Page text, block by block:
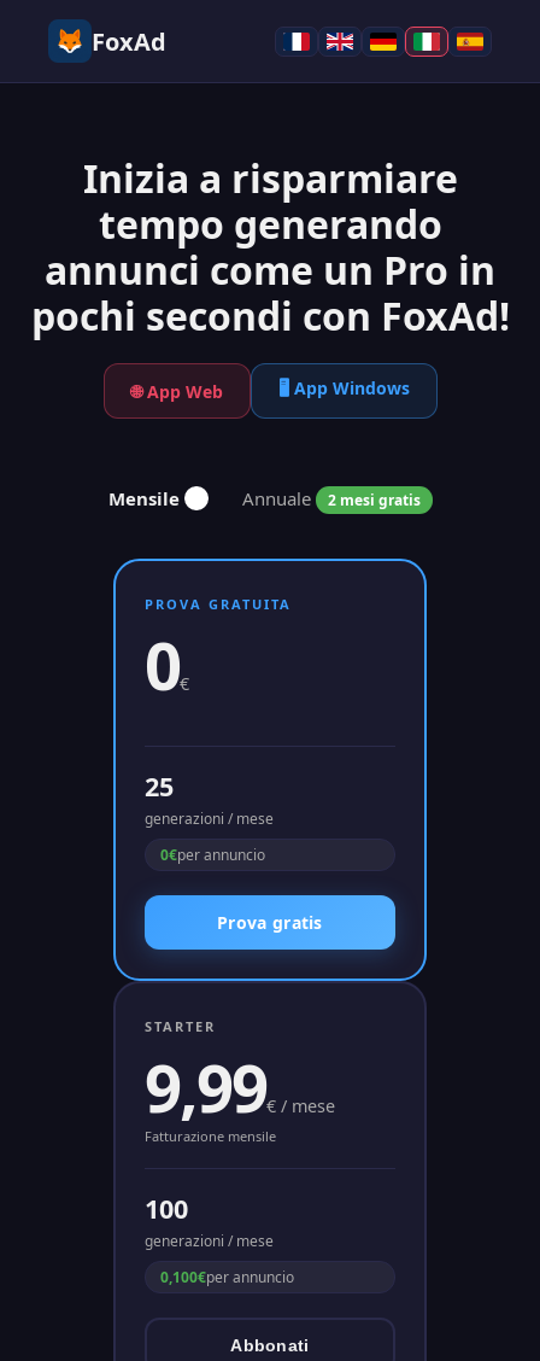
FoxAd
Inizia a risparmiare
tempo generando
annunci come un Pro in
pochi secondi con FoxAd!
🌐 App Web 🖥️ App Windows
Mensile Annuale 2 mesi gratis
PROVA GRATUITA
0€
25
generazioni / mese
0€per annuncio
Prova gratis
STARTER
9,99€ / mese
Fatturazione mensile
100
generazioni / mese
0,100€per annuncio
Abbonati